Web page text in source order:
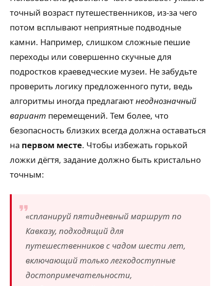
точный возраст путешественников, из-за чего
потом всплывают неприятные подводные
камни. Например, слишком сложные пешие
переходы или совершенно скучные для
подростков краеведческие музеи. Не забудьте
проверить логику предложенного пути, ведь
алгоритмы иногда предлагаютнеоднозначный
вариант перемещений. Тем более, что
безопасность близких всегда должна оставаться
на первом месте. Чтобы избежать горькой
ложки дёгтя, задание должно быть кристально
точным:
«спланируй пятидневный маршрут по
Кавказу, подходящий для
путешественников с чадом шести лет,
включающий только легкодоступные
достопримечательности,